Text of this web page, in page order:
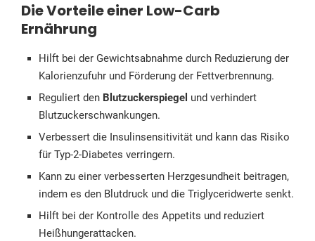
Die Vorteile einer Low-Carb
Ernährung
Hilft bei der Gewichtsabnahme durch Reduzierung der
Kalorienzufuhr und Förderung der Fettverbrennung.
Reguliert den Blutzuckerspiegel und verhindert
Blutzuckerschwankungen.
Verbessert die Insulinsensitivität und kann das Risiko
für Typ-2-Diabetes verringern.
Kann zu einer verbesserten Herzgesundheit beitragen,
indem es den Blutdruck und die Triglyceridwerte senkt.
Hilft bei der Kontrolle des Appetits und reduziert
Heißhungerattacken.